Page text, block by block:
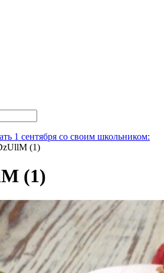
1 сентября со своим школьником:
(1)
(1)